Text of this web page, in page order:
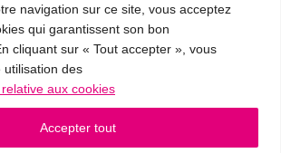
navigation sur ce site, vous acceptez
qui garantissent son bon
cliquant sur « Tout accepter », vous
utilisation des
aux cookies
Accepter tout
Politique de confidentialité / RGPD
de Vente